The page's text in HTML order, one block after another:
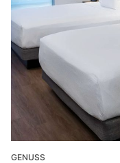
GENUSS